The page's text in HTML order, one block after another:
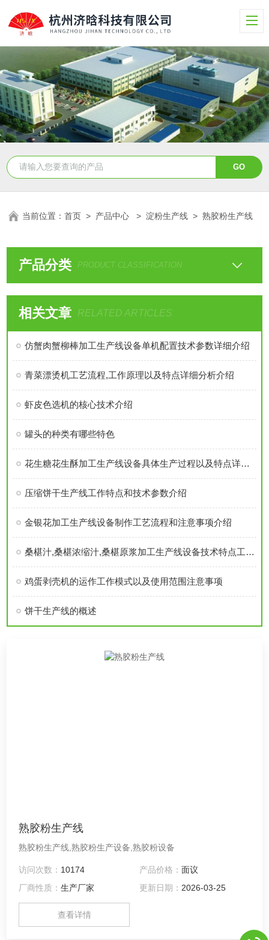
当前位置：首页 > 产品中心 >淀粉生产线 >熟胶粉生产线
产品分类 PRODUCT CLASSIFICATION
相关文章 RELATED ARTICLES
仿蟹肉蟹柳棒加工生产线设备单机配置技术参数详细介绍
青菜漂烫机工艺流程,工作原理以及特点详细分析介绍
虾皮色选机的核心技术介绍
罐头的种类有哪些特色
花生糖花生酥加工生产线设备具体生产过程以及特点详细介绍
压缩饼干生产线工作特点和技术参数介绍
金银花加工生产线设备制作工艺流程和注意事项介绍
桑椹汁,桑椹浓缩汁,桑椹原浆加工生产线设备技术特点工艺流程优势介绍
鸡蛋剥壳机的运作工作模式以及使用范围注意事项
饼干生产线的概述
熟胶粉生产线
熟胶粉生产线,熟胶粉生产设备,熟胶粉设备
访问次数： 10174 产品价格： 面议
厂商性质：生产厂家 更新日期： 2026-03-25
查看详情